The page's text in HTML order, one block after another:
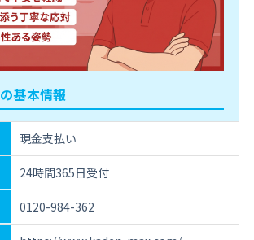
基本情報
現金支払い
24時間365日受付
0120-984-362